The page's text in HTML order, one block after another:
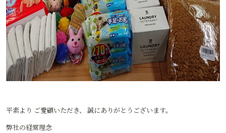
平素より ご愛顧いただき、 誠にありがとうございます。
弊社の経営理念